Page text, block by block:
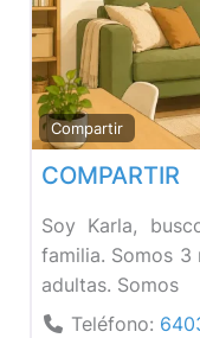
Compartir
COMPARTIR
Soy Karla,
familia. Somos 3
adultas. Somos
Teléfono: